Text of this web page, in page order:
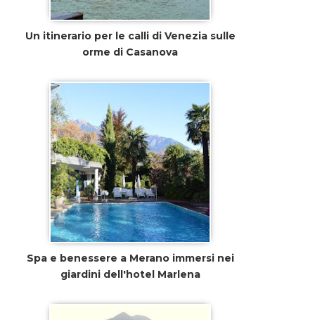
Un itinerario per le calli di Venezia sulle
orme di Casanova
Spa e benessere a Merano immersi nei
giardini dell'hotel Marlena